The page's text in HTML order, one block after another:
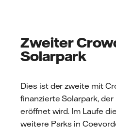
Zweiter
Solarpark
Dies ist der zweite mit
finanzierte Solarpark,
eröffnet wird. Im Laufe
weitere Parks in